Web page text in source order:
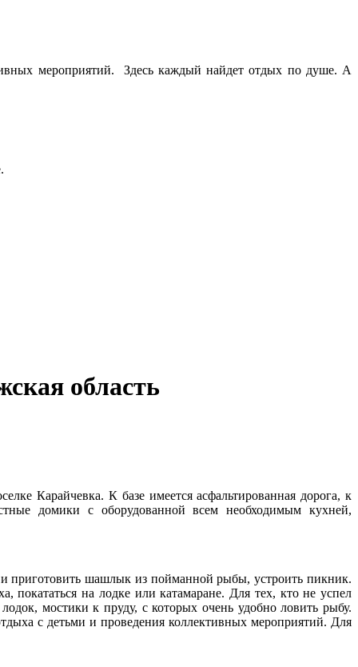
мероприятий. Здесь каждый найдет отдых по душе. А
область
Карайчевка. К базе имеется асфальтированная дорога, к
домики с оборудованной всем необходимым кухней,
приготовить шашлык из пойманной рыбы, устроить пикник.
покататься на лодке или катамаране. Для тех, кто не успел
мостики к пруду, с которых очень удобно ловить рыбу.
с детьми и проведения коллективных мероприятий. Для